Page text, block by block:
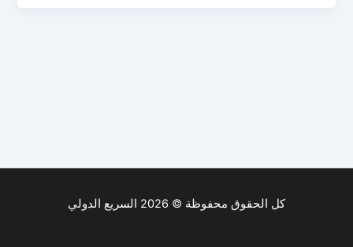
كل الحقوق محفوظة © 2026 السريع الدولي